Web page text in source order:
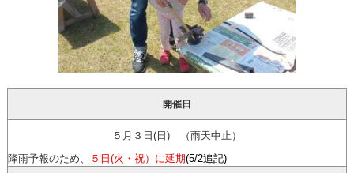
開催日
５月３日(日) （雨天中止）
降雨予報のため、
５日(火・祝）に延期(5/2追記)